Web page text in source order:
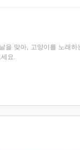
을 맞아, 고양이를 노래하
요.